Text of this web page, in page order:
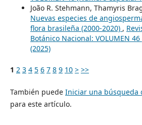
João R. Stehmann, Thamyris
Nuevas especies de
flora brasileña (2000-2020) ,
Botánico Nacional: VOLUMEN
(2025)
1 2 3 4 5 6 7 8 9 10 > >>
También puede Iniciar una búsqueda
para este artículo.